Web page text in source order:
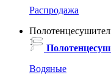
Распродажа
Водяные